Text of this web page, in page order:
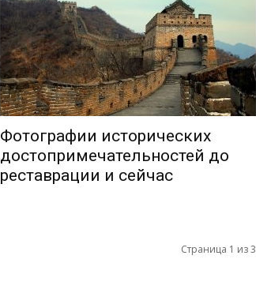
Фотографии исторических
достопримечательностей до
реставрации и сейчас
Страница 1 из 3